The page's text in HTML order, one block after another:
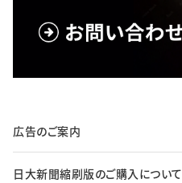
広告のご案内
日大新聞縮刷版のご購入について